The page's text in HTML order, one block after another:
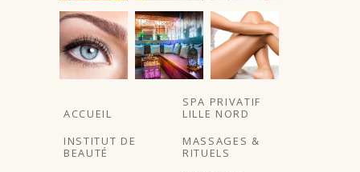
À partir de
ACCUEIL
SPA PRIVATIF
LILLE NORD
INSTITUT DE
BEAUTÉ
MASSAGES &
RITUELS